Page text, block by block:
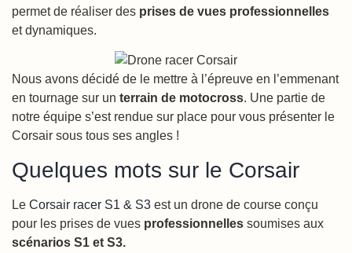
permet de réaliser des prises de vues professionnelles
et dynamiques.
Nous avons décidé de le mettre à l’épreuve en l’emmenant
en tournage sur un terrain de motocross. Une partie de
notre équipe s’est rendue sur place pour vous présenter le
Corsair sous tous ses angles !
Quelques mots sur le Corsair
Le Corsair racer S1 & S3 est un drone de course conçu
pour les prises de vues professionnelles soumises aux
scénarios S1 et S3.